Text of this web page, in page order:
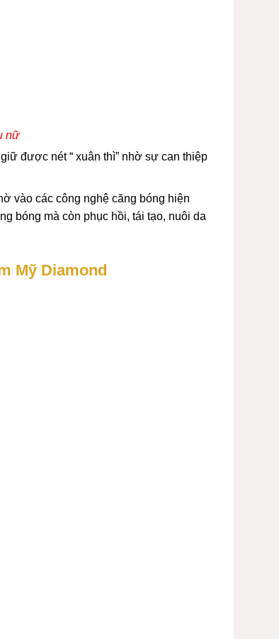
nữ
được nét “ xuân thì” nhờ sự can thiệp
vào các công nghệ căng bóng hiện
bóng mà còn phục hồi, tái tạo, nuôi da
Mỹ Diamond